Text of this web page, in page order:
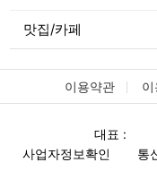
맛집/카페
이용약관 이
대표 :
사업자정보확인
통